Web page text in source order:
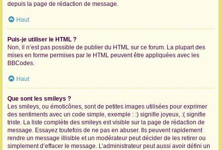
depuis la page de rédaction de message.
Haut
Puis-je utiliser le HTML ?
Non, il n’est pas possible de publier du HTML sur ce forum. La plupart des
mises en forme permises par le HTML peuvent être appliquées avec les
BBCodes.
Haut
Que sont les smileys ?
Les smileys, ou émoticônes, sont de petites images utilisées pour exprimer
des sentiments avec un code simple, exemple : :) signifie joyeux, :( signifie
triste. La liste complète des smileys est visible sur la page de rédaction de
message. Essayez toutefois de ne pas en abuser. Ils peuvent rapidement
rendre un message illisible et un modérateur peut décider de les retirer ou
simplement d’effacer le message. L’administrateur peut aussi avoir défini un